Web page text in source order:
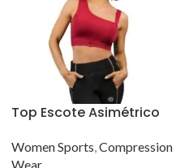
Top Escote Asimétrico
Women Sports Compression
Wear